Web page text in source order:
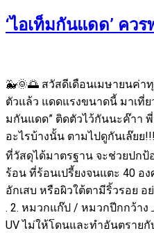
‘ไอเท็มกันแดด’ คว
🐳🌞🌅 สวัสดีเดือนเมษายนค่า
ตัวแล้ว แดดแรงขนาดนี้ มาเที่ย
มกันแดด” ติดตัวไว้กันนะค๊าา
อะไรบ้างนั้น ตามไปดูกันเล๊ย
ที่วัสดุได้มาตรฐาน จะช่วยปกป้
ร้อน ที่ร้อนเปรี้ยงจนแตะ 40 อ
อักเสบ หรือผิวใต้ตามีริ้วรอย
. 2. หมวกแก๊ป / หมวกปีกกว้าง
UV ไม่ให้โดนและทำอันตราย